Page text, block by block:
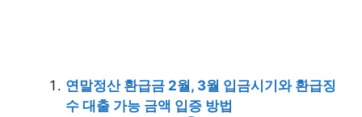
연말정산 환급금 2월, 3월 입금시기와 환급징
수 대출 가능 금액 입증 방법